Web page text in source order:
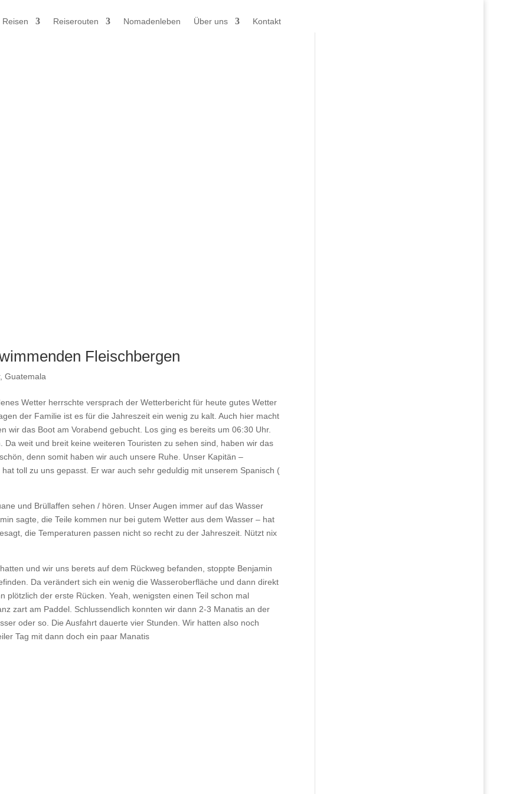
Reiserouten Nomadenleben Über uns Kontakt
Fleischbergen
, Guatemala
Wetter herrschte versprach der Wetterbericht für heute gutes Wetter
der Familie ist es für die Jahreszeit ein wenig zu kalt. Auch hier macht
wir das Boot am Vorabend gebucht. Los ging es bereits um 06:30 Uhr.
weit und breit keine weiteren Touristen zu sehen sind, haben wir das
denn somit haben wir auch unsere Ruhe. Unser Kapitän –
toll zu uns gepasst. Er war auch sehr geduldig mit unserem Spanisch (
und Brüllaffen sehen / hören. Unser Augen immer auf das Wasser
sagte, die Teile kommen nur bei gutem Wetter aus dem Wasser – hat
die Temperaturen passen nicht so recht zu der Jahreszeit. Nützt nix
und wir uns berets auf dem Rückweg befanden, stoppte Benjamin
Da verändert sich ein wenig die Wasseroberfläche und dann direkt
plötzlich der erste Rücken. Yeah, wenigsten einen Teil schon mal
zart am Paddel. Schlussendlich konnten wir dann 2-3 Manatis an der
oder so. Die Ausfahrt dauerte vier Stunden. Wir hatten also noch
Tag mit dann doch ein paar Manatis